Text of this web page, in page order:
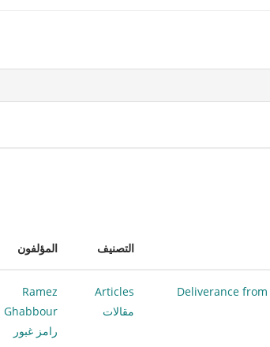
التصنيف المؤلفون
التحرر من الخطيئة (العادات الجنسية الخاطئة أو التدخين أو الإدمان أو أي تسلط) Deliverance from
Articles
مقالات
Ramez
Ghabbour
رامز غبور